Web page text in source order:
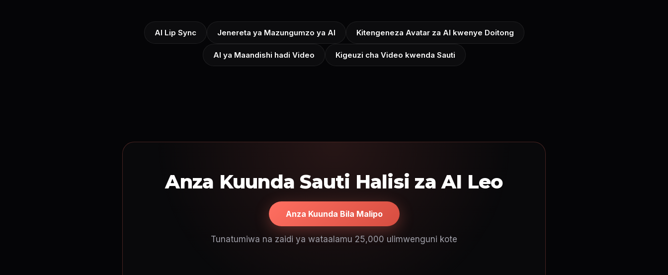
AI Lip Sync Jenereta ya Mazungumzo ya AI Kitengeneza Avatar za AI kwenye Doitong
AI ya Maandishi hadi Video Kigeuzi cha Video kwenda Sauti
Anza Kuunda Sauti Halisi za AI Leo
Anza Kuunda Bila Malipo
Tunatumiwa na zaidi ya wataalamu 25,000 ulimwenguni kote